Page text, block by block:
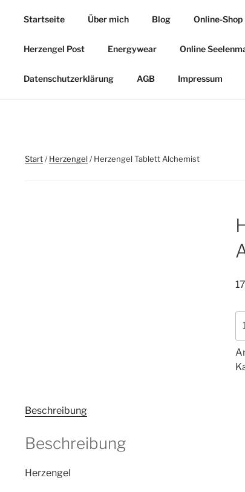
HERZOASE.COM
Startseite Über mich Blog Online-Shop
Herzengel Post Energywear Online
Datenschutzerklärung AGB Impressum
Start/Herzengel/ Herzengel Tablett Alchemist
Beschreibung
Beschreibung
Herzengel